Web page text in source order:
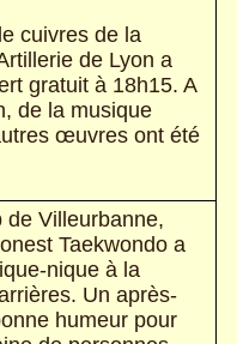
cuivres de la
de Lyon a
gratuit à 18h15. A
de la musique
œuvres ont été
de Villeurbanne,
Taekwondo a
nique à la
Un après-
humeur pour